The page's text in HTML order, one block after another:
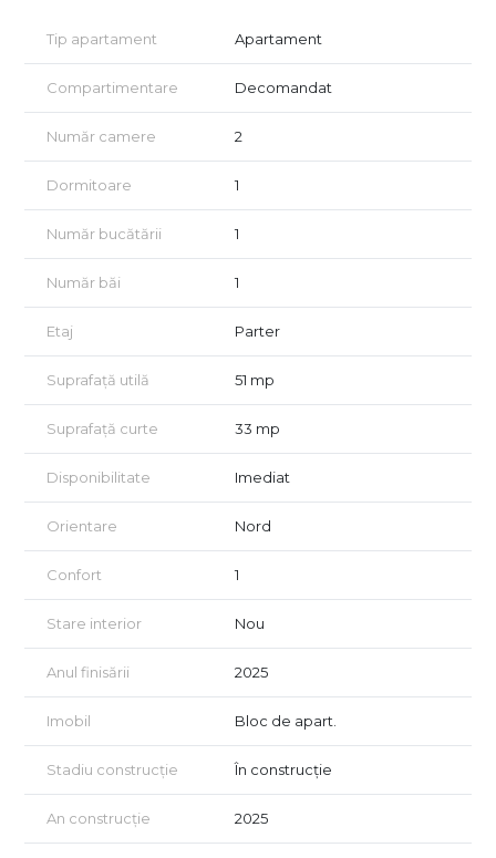
dormitor luminos,
baie complet utilată,
grădină de 33 mp, un adevărat colț privat pentru relaxare,
familie sau socializare.
case, cu spațiu exterior propriu.
Beneficii care fac diferența:
intimitate;
clădire robustă, S+P+2+M, construită integral din cărămidă
încălzire în pardoseală (sau radiatoare la alegere);
centrală termică proprie Ariston, comandă wireless;
izolație premium: Porotherm 25 cm + vată bazaltică 10 cm;
videointerfon;
finisaje la alegere în limita bugetului de 100 lei/mp.
Optional, se poate achiziționa loc de parcare exterior – 15.000
EUR + TVA.
Zona este extrem de liniștită, cu trafic redus, fiind apreciată
pentru confortul urban complet pe care îl oferă:
Tip apartament Apartament
Compartimentare Decomandat
Număr camere 2
Dormitoare 1
Număr bucătării 1
Număr băi 1
Etaj Parter
Suprafață utilă 51 mp
Suprafață curte 33 mp
Disponibilitate Imediat
Orientare Nord
Confort 1
Stare interior Nou
Anul finisării 2025
Imobil Bloc de apart.
Stadiu construcție În construcție
An construcție 2025